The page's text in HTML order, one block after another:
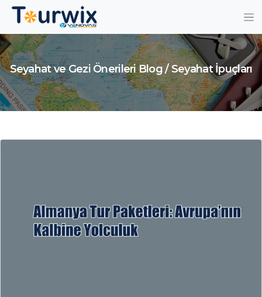
Seyahat ve Gezi Önerileri Blog / Seyahat İpuçları